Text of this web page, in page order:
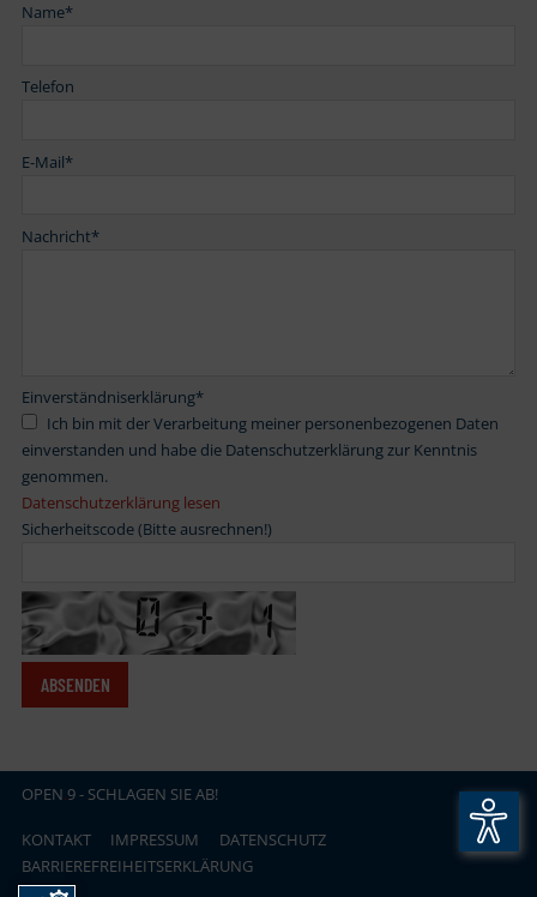
Name*
Telefon
E-Mail*
Nachricht*
Einverständniserklärung*
einverstanden und habe die Datenschutzerklärung zur Kenntnis
genommen.
Datenschutzerklärung lesen
Sicherheitscode (Bitte ausrechnen!)
OPEN.9 - SCHLAGEN SIE AB!
KONTAKT IMPRESSUM
DATENSCHUTZ
BARRIEREFREIHEITSERKLÄRUNG